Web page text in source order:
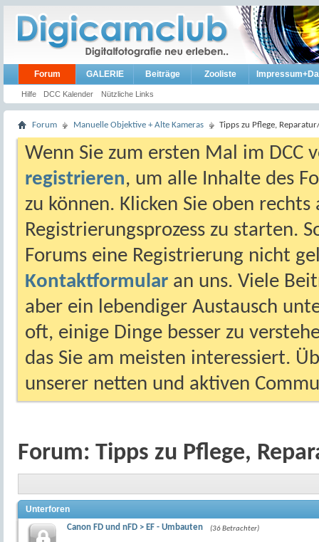
Forum
Hilfe DCC Kalender Nützliche Links
GALERIE Beiträge Zooliste
Forum Manuelle Objektive + Alte Kameras Tipps zu Pflege,
Wenn Sie zum ersten Mal im DCC
registrieren, um alle Inhalte des
zu können. Klicken Sie oben
Registrierungsprozess zu starten.
Forums eine Registrierung nicht
Kontaktformular an uns. Viele
aber ein lebendiger Austausch
oft, einige Dinge besser zu
das Sie am meisten interessiert.
unserer netten und aktiven
Forum: Tipps zu Pflege,
Unterforen
Canon FD und nFD > EF - Umbauten (36 Betrachter)